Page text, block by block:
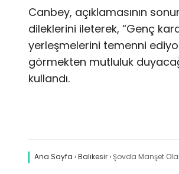
Canbey, açıklamasının
dileklerini ileterek, “Genç
yerleşmelerini temenni
görmekten mutluluk
kullandı.
Ana Sayfa ›Balıkesir›Şovda Manşet